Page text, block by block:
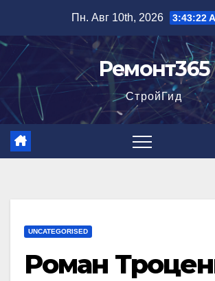
содержимому
Пн. Авг 10th, 2026 3:43:23
Ремонт365
СтройГид
UNCATEGORISED
Роман